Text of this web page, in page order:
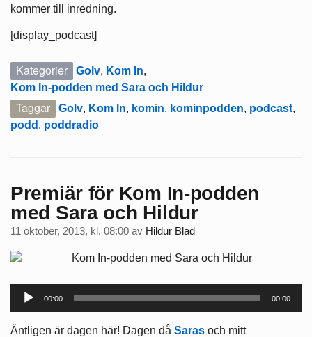
kommer till inredning.
[display_podcast]
Kategorier Golv, Kom In,
Kom In-podden med Sara och Hildur
Taggar Golv, Kom In, komin, kominpodden, podcast,
podd , poddradio
Premiär för Kom In-podden
med Sara och Hildur
11 oktober, 2013, kl. 08:00 av Hildur Blad
Ljudspelare
00:00 00:00
Äntligen är dagen här! Dagen då Saras och mitt